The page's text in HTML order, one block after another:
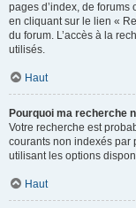
pages d’index, de
en cliquant sur le lien «
du forum. L’accès à la
utilisés.
Haut
Pourquoi ma recherche
Votre recherche est
courants non indexés par
utilisant les options
Haut